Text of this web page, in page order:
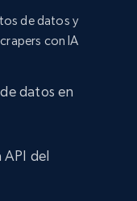
de datos y
con IA
datos en
API del